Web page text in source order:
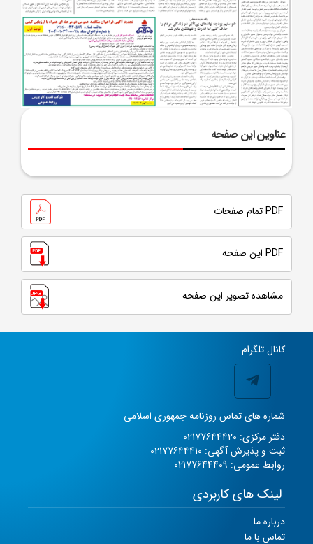
عناوین این صفحه
PDF تمام صفحات
PDF این صفحه
مشاهده تصویر این صفحه
کانال تلگرام
شماره های تماس روزنامه جمهوری اسلامی
دفتر مرکزی: 02177644420
ثبت و پذیرش آگهی: 02177644410
روابط عمومی: 02177644409
لینک های کاربردی
درباره ما
تماس با ما